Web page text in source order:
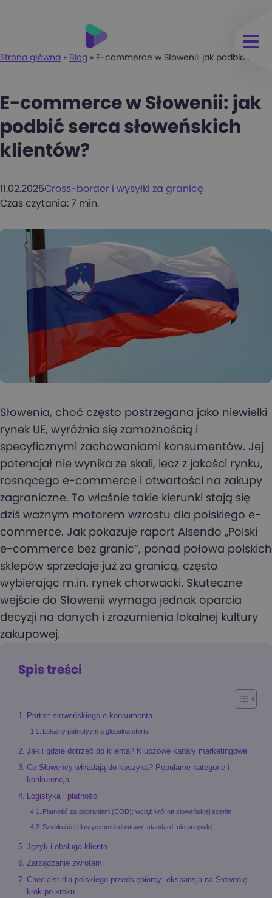
Strona główna » Blog » E-commerce w Słowenii: jak podbić
E-commerce w Słowenii: jak
podbić serca słoweńskich
klientów?
11.02.2025Cross-border i wysyłki za granicę
Czas czytania: 7 min.
Słowenia, choć często postrzegana jako niewielki
rynek UE, wyróżnia się zamożnością i
specyficznymi zachowaniami konsumentów. Jej
potencjał nie wynika ze skali, lecz z jakości rynku,
rosnącego e-commerce i otwartości na zakupy
zagraniczne. To właśnie takie kierunki stają się
dziś ważnym motorem wzrostu dla polskiego e-
commerce. Jak pokazuje raport Alsendo „Polski
e-commerce bez granic”, ponad połowa polskich
sklepów sprzedaje już za granicą, często
wybierając m.in. rynek chorwacki. Skuteczne
wejście do Słowenii wymaga jednak oparcia
decyzji na danych i zrozumienia lokalnej kultury
zakupowej.
Spis treści
Portret słoweńskiego e-konsumenta
Lokalny patriotyzm a globalna oferta
Jak i gdzie dotrzeć do klienta? Kluczowe kanały marketingowe
Co Słoweńcy wkładają do koszyka? Popularne kategorie i
konkurencja
Logistyka i płatności
Płatność za pobraniem (COD): wciąż król na słoweńskiej scenie
Szybkość i elastyczność dostawy: standard, nie przywilej
Język i obsługa klienta
Zarządzanie zwrotami
Checklist dla polskiego przedsiębiorcy: ekspansja na Słowenię
krok po kroku